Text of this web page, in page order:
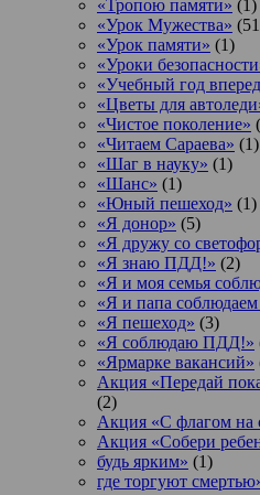
«Тропою памяти» (1)
«Урок Мужества»
«Урок памяти» (1)
«Уроки
«Учебный год
«Цветы для
«Чистое поколение»
«Читаем Сараева» (1)
«Шаг в науку» (1)
«Шанс» (1)
«Юный пешеход» (1)
«Я донор» (5)
«Я дружу со
«Я знаю ПДД!» (2)
«Я и моя семья
«Я и папа
«Я пешеход» (3)
«Я соблюдаю ПДД!»
«Ярмарке вакансий»
Акция «Передай
(2)
Акция «С флагом на
Акция «Собери
будь ярким» (1)
где торгуют